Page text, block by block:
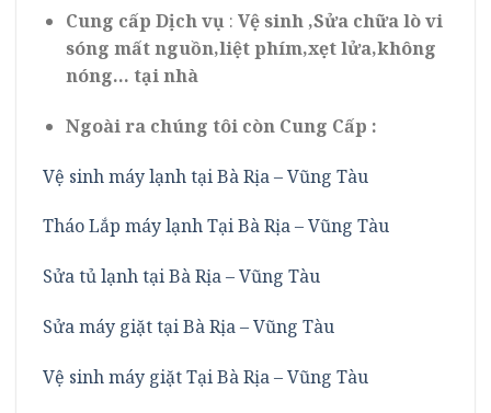
Cung cấp Dịch vụ: Vệ sinh ,Sửa chữa lò vi
sóng mất nguồn,liệt phím,xẹt lửa,không
nóng… tại nhà
Ngoài ra chúng tôi còn Cung Cấp :
Vệ sinh máy lạnh tại Bà Rịa – Vũng Tàu
Tháo Lắp máy lạnh Tại Bà Rịa – Vũng Tàu
Sửa tủ lạnh tại Bà Rịa – Vũng Tàu
Sửa máy giặt tại Bà Rịa – Vũng Tàu
Vệ sinh máy giặt Tại Bà Rịa – Vũng Tàu